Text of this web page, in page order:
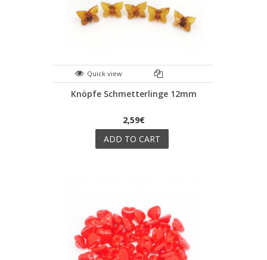
Quick view
Knöpfe Schmetterlinge 12mm
2,59€
ADD TO CART